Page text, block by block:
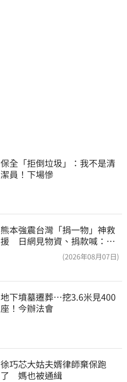
保全「拒倒垃圾」：我不是清
潔員！下場慘
熊本強震台灣「捐一物」神救
援 日網見物資、捐款喊：給
(2026年08月07日)
地下墳墓遷葬…挖3.6米見400
座！今辦法會
徐巧芯大姑夫婿律師棄保跑
了　媽也被通緝